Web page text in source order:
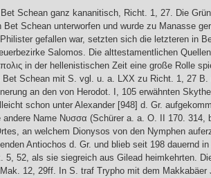
Schean ganz kananitisch, Richt. 1, 27. Die
Schean unterworfen und wurde zu Manasse
gefallen war, setzten sich die letzteren in
Salomos. Die alttestamentlichen
in der hellenistischen Zeit eine große Rolle
Schean mit S. vgl. u. a. LXX zu Richt. 1, 27 B.
an den von Herodot. I, 105 erwähnten
schon unter Alexander [948] d. Gr.
andere Name Νυσσα (Schürer a. a. O. II 170.
an welchem Dionysos von den Nymphen
Antiochos d. Gr. und blieb seit 198 dauernd
52, als sie siegreich aus Gilead heimkehrten.
12, 29ff. In S. traf Trypho mit dem